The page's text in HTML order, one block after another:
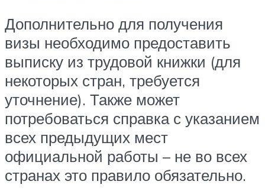
Дополнительно для получения
визы необходимо предоставить
выписку из трудовой книжки (для
некоторых стран, требуется
уточнение). Также может
потребоваться справка с указанием
всех предыдущих мест
официальной работы – не во всех
странах это правило обязательно.